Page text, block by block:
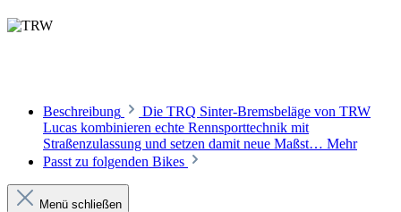
Beschreibung
Die TRQ Sinter-Bremsbeläge von TRW
Lucas kombinieren echte Rennsporttechnik mit
Straßenzulassung und setzen damit neue Maßst… Mehr
Passt zu folgenden Bikes
Menü schließen